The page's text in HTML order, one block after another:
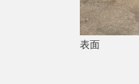
表面